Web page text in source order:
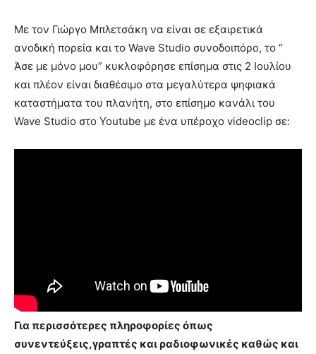
Με τον Γιώργο Μπλετσάκη να είναι σε εξαιρετικά
ανοδική πορεία και το Wave Studio συνοδοιπόρο, το “
Άσε με μόνο μου” κυκλοφόρησε επίσημα στις 2 Ιουλίου
και πλέον είναι διαθέσιμο στα μεγαλύτερα ψηφιακά
καταστήματα του πλανήτη, στο επίσημο κανάλι του
Wave Studio στο Youtube με ένα υπέροχο videoclip σε:
Για περισσότερες πληροφορίες όπως
συνεντεύξεις,γραπτές και ραδιοφωνικές καθώς και